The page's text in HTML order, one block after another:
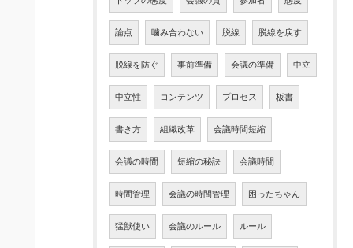
論点 噛み合わない 脱線 脱線を戻す
脱線を防ぐ 事前準備 会議の準備 中立
中立性 コンテンツ プロセス 板書
書き方 組織改革 会議時間短縮
会議の時間 短縮の秘訣 会議時間
時間管理 会議の時間管理 困ったちゃん
猛獣使い 会議のルール ルール